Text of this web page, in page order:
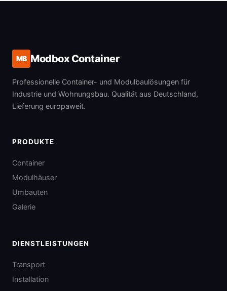
MB Modbox Container
Professionelle Container- und Modulbaulösungen für
Industrie und Wohnungsbau. Qualität aus Deutschland,
Lieferung europaweit.
PRODUKTE
Container
Modulhäuser
Umbauten
Galerie
DIENSTLEISTUNGEN
Transport
Installation